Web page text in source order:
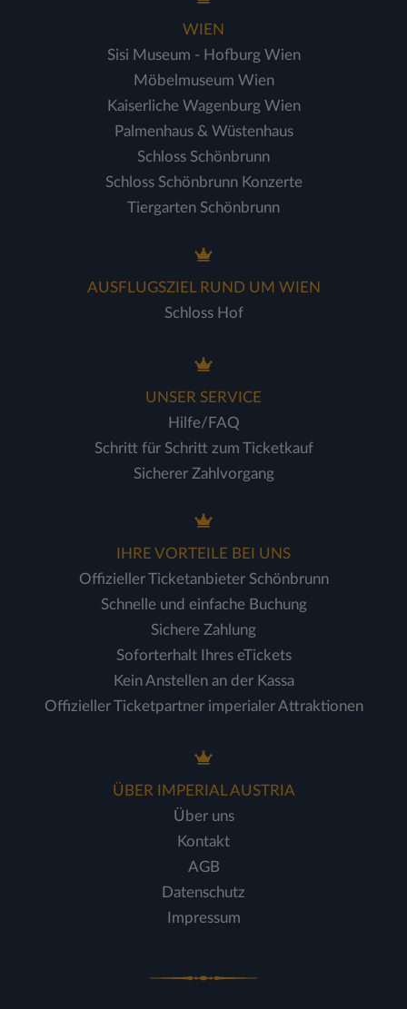
WIEN
Sisi Museum - Hofburg Wien
Möbelmuseum Wien
Kaiserliche Wagenburg Wien
Palmenhaus & Wüstenhaus
Schloss Schönbrunn
Schloss Schönbrunn Konzerte
Tiergarten Schönbrunn
AUSFLUGSZIEL RUND UM WIEN
Schloss Hof
UNSER SERVICE
Hilfe/FAQ
Schritt für Schritt zum Ticketkauf
Sicherer Zahlvorgang
IHRE VORTEILE BEI UNS
Offizieller Ticketanbieter Schönbrunn
Schnelle und einfache Buchung
Sichere Zahlung
Soforterhalt Ihres eTickets
Kein Anstellen an der Kassa
Offizieller Ticketpartner imperialer Attraktionen
ÜBER IMPERIAL AUSTRIA
Über uns
Kontakt
AGB
Datenschutz
Impressum